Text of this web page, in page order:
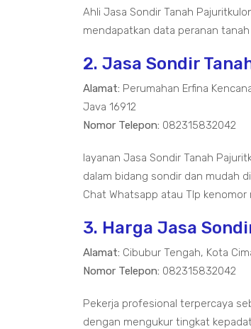
Ahli Jasa Sondir Tanah
mendapatkan data peranan
2. Jasa Sondir
Alamat: Perumahan Erfina
Java 16912
Nomor Telepon: 082315832042
layanan Jasa Sondir Tanah
dalam bidang sondir dan mudah
Chat Whatsapp atau Tlp
3. Harga Jasa
Alamat: Cibubur Tengah, Kota
Nomor Telepon: 082315832042
Pekerja profesional terpercaya
dengan mengukur tingkat